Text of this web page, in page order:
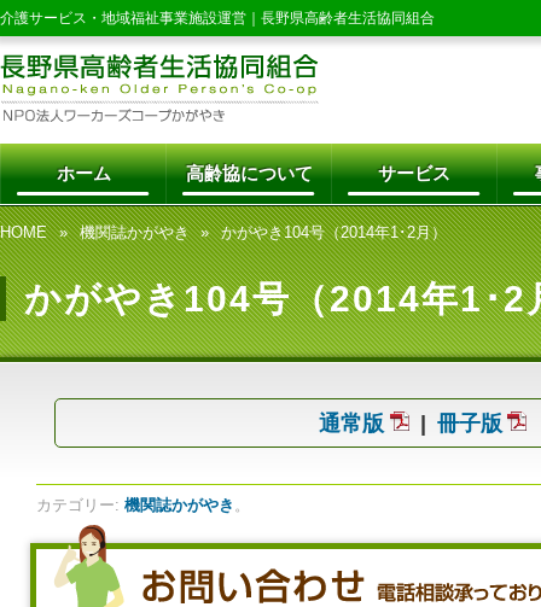
介護サービス・地域福祉事業施設運営｜ 長野県高齢者生活協同組合
ホーム 高齢協について サービス
HOME 機関誌かがやき かがやき104号（2014年1･2月）
かがやき104号（2014年1･2
通常版 冊子版
カテゴリー: 機関誌かがやき 。